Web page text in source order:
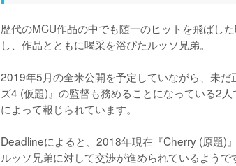
歴代のMCU作品の中でも随一のヒットを飛ばし
し、作品とともに喝采を浴びたルッソ兄弟。
2019年5月の全米公開を予定していながら、未
ズ4 (仮題)』の監督も務めることになっている2
によって報じられています。
Deadlineによると、2018年現在『Cherry (原題)
ルッソ兄弟に対して交渉が進められているようで